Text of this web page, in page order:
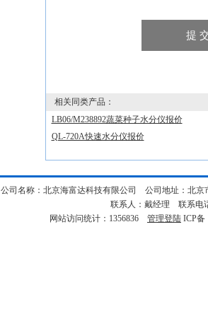
相关同类产品：
LB06/M238892蔬菜种子水分仪报价
QL-720A快速水分仪报价
公司名称：北京海富达科技有限公司 公司地址：北
联系人：戴经理 联系电
网站访问统计：1356836 管理登陆 ICP备